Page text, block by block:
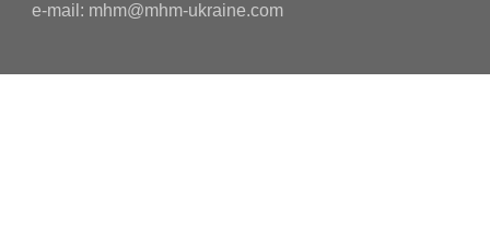
e-mail: mhm@mhm-ukraine.com